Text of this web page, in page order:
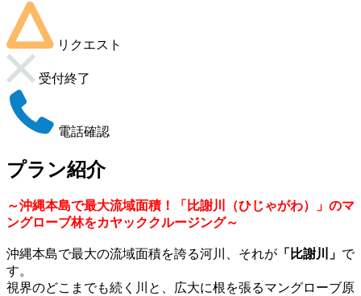
リクエスト
受付終了
電話確認
プラン紹介
～沖縄本島で最大流域面積！「比謝川（ひじゃがわ）」のマ
ングローブ林をカヤッククルージング～
沖縄本島で最大の流域面積を誇る河川、それが 「比謝川」 で
す。
視界のどこまでも続く川と、広大に根を張るマングローブ原